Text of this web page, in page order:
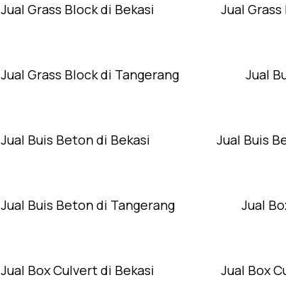
Jual Grass Block di Bekasi Jual
Jual Grass Block di Tangerang Jual
Jual Buis Beton di Bekasi Jual Buis
Jual Buis Beton di Tangerang Jual
Jual Box Culvert di Bekasi Jual Box